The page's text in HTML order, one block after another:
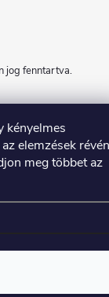
kényelmes
elemzések révén
meg többet az
jog fenntartva.